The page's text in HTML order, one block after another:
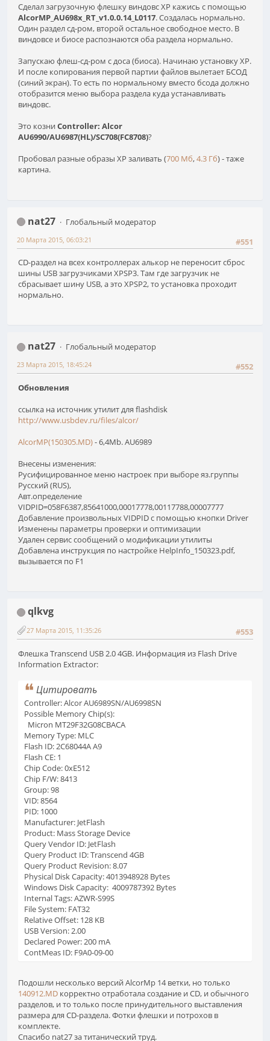
Сделал загрузочную флешку виндовс ХР кажись с помощью
AlcorMP_AU698x_RT_v1.0.0.14_L0117. Создалась нормально.
Один раздел сд-ром, второй остальное свободное место. В
виндовсе и биосе распознаются оба раздела нормально.
Запускаю флеш-сд-ром с доса (биоса). Начинаю установку ХР.
И после копирования первой партии файлов вылетает БСОД
(синий экран). То есть по нормальному вместо бсода должно
отобразится меню выбора раздела куда устанавливать
виндовс.
Это козни Controller: Alcor
AU6990/AU6987(HL)/SC708(FC8708)?
Пробовал разные образы ХР заливать (700 Мб,4.3 Гб) - таже
картина.
nat27
Глобальный модератор
#551
20 Марта 2015, 06:03:21
CD-раздел на всех контроллерах алькор не переносит сброс
шины USB загрузчиками XPSP3. Там где загрузчик не
сбрасывает шину USB, а это XPSP2, то установка проходит
нормально.
nat27
Глобальный модератор
#552
23 Марта 2015, 18:45:24
Обновления
ссылка на источник утилит для flashdisk
http://www.usbdev.ru/files/alcor/
AlcorMP(150305.MD)- 6,4Mb. AU6989
Внесены изменения:
Русифицированное меню настроек при выборе яз.группы
Русский (RUS),
Авт.определение
VIDPID=058F6387,85641000,00017778,00117788,00007777
Добавление произвольных VIDPID с помощью кнопки Driver
Изменены параметры проверки и оптимизации
Удален сервис сообщений о модификации утилиты
Добавлена инструкция по настройке HelpInfo_150323.pdf,
вызывается по F1
qlkvg
#553
27 Марта 2015, 11:35:26
Флешка Transcend USB 2.0 4GB. Информация из Flash Drive
Information Extractor:
Цитировать
Controller: Alcor AU6989SN/AU6998SN
Possible Memory Chip(s):
Micron MT29F32G08CBACA
Memory Type: MLC
Flash ID: 2C68044A A9
Flash CE: 1
Chip Code: 0xE512
Chip F/W: 8413
Group: 98
VID: 8564
PID: 1000
Manufacturer: JetFlash
Product: Mass Storage Device
Query Vendor ID: JetFlash
Query Product ID: Transcend 4GB
Query Product Revision: 8.07
Physical Disk Capacity: 4013948928 Bytes
Windows Disk Capacity: 4009787392 Bytes
Internal Tags: AZWR-S99S
File System: FAT32
Relative Offset: 128 KB
USB Version: 2.00
Declared Power: 200 mA
ContMeas ID: F9A0-09-00
Подошли несколько версий AlcorMp 14 ветки, но только
140912.MD корректно отработала создание и CD, и обычного
разделов, и то только после принудительного выставления
размера для CD-раздела. Фотки флешки и потрохов в
комплекте.
Спасибо nat27 за титанический труд.